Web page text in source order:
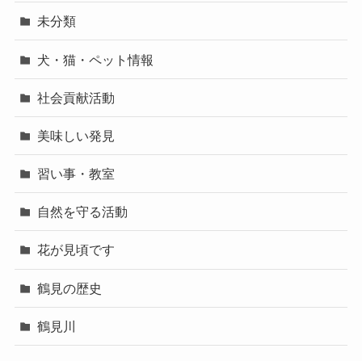
未分類
犬・猫・ペット情報
社会貢献活動
美味しい発見
習い事・教室
自然を守る活動
花が見頃です
鶴見の歴史
鶴見川